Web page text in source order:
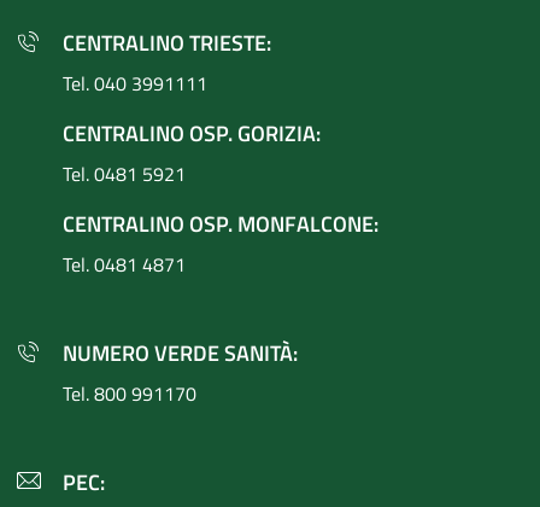
CENTRALINO TRIESTE:
Tel. 040 3991111
CENTRALINO OSP. GORIZIA:
Tel. 0481 5921
CENTRALINO OSP. MONFALCONE:
Tel. 0481 4871
NUMERO VERDE SANITÀ:
Tel. 800 991170
PEC: